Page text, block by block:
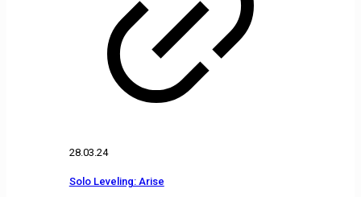
28.03.24
Solo Leveling: Arise